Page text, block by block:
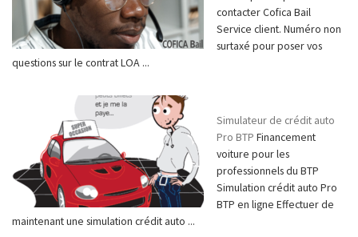
contacter Cofica Bail
Service client. Numéro non
surtaxé pour poser vos
questions sur le contrat LOA ...
Simulateur de crédit auto
Pro BTP Financement
voiture pour les
professionnels du BTP
Simulation crédit auto Pro
BTP en ligne Effectuer de
maintenant une simulation crédit auto ...